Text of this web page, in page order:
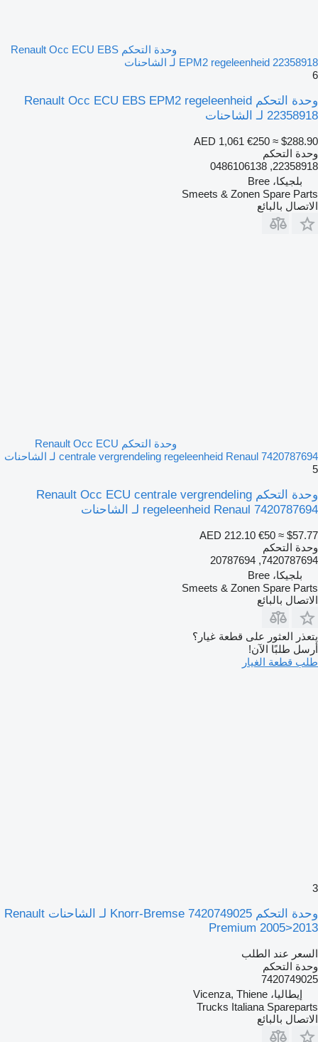
وحدة التحكم Renault Occ ECU EBS
EPM2 regeleenheid 22358918 لـ الشاحنات
6
وحدة التحكم Renault Occ ECU EBS EPM2 regeleenheid
22358918 لـ الشاحنات
AED 1,061 €250 ≈ $288.90
وحدة التحكم
22358918, 0486106138
بلجيكا، Bree
Smeets & Zonen Spare Parts
الاتصال بالبائع
وحدة التحكم Renault Occ ECU
centrale vergrendeling regeleenheid Renaul 7420787694 لـ الشاحنات
5
وحدة التحكم Renault Occ ECU centrale vergrendeling
regeleenheid Renaul 7420787694 لـ الشاحنات
AED 212.10 €50 ≈ $57.77
وحدة التحكم
7420787694, 20787694
بلجيكا، Bree
Smeets & Zonen Spare Parts
الاتصال بالبائع
يتعذر العثور على قطعة غيار؟
أرسل طلبًا الآن!
طلب قطعة الغيار
3
وحدة التحكم Knorr-Bremse 7420749025 لـ الشاحنات Renault
Premium 2005>2013
السعر عند الطلب
وحدة التحكم
7420749025
إيطاليا، Vicenza, Thiene
Trucks Italiana Spareparts
الاتصال بالبائع